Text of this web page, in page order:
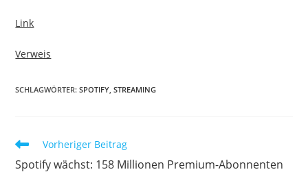
Link
Verweis
SCHLAGWÖRTER:SPOTIFY, STREAMING
Vorheriger Beitrag
Spotify wächst: 158 Millionen Premium-Abonnenten